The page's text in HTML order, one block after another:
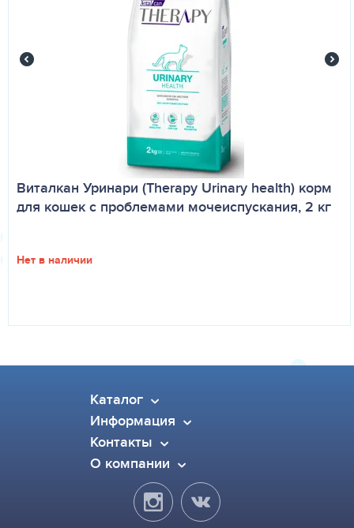
Виталкан Уринари (Therapy Urinary health) корм
для кошек с проблемами мочеиспускания, 2 кг
Нет в наличии
Каталог
Информация
Контакты
О компании